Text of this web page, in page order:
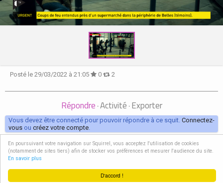
D'accord !
En poursuivant votre navigation sur Squirrel, vous acceptez l'utilisation de cookies
(notamment de sites tiers) afin de stocker vos préférences et mesurer l'audience du site.
En savoir plus
Posté le 29/03/2022 à 21:05 0 2
Répondre · Activité · Exporter
Vous devez être connecté pour pouvoir répondre à ce squit. Connectez-
vous ou créez votre compte
Squirrel, c'est dans le Monde GC, et c'est polarien !
Squirrel - Romukulot.fr! © 2026